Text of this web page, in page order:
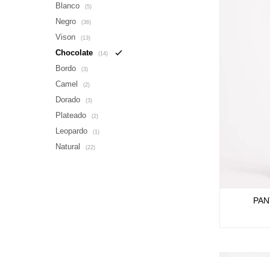
Blanco (5)
Negro (36)
Vison (13)
Chocolate (14)
Bordo (3)
Camel (2)
Dorado (3)
Plateado (2)
Leopardo (1)
Natural (22)